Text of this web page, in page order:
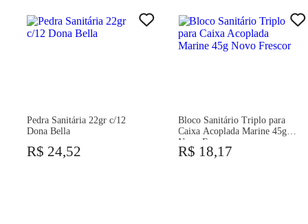
Pedra Sanitária 22gr c/12
Dona Bella
R$ 24,52
Bloco Sanitário Triplo para
Caixa Acoplada Marine 45g
Novo Frescor
R$ 18,17